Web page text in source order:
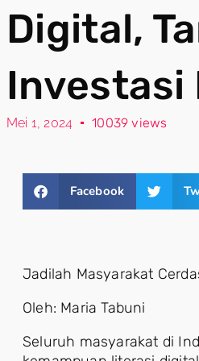
Digital,
Investasi
Mei 1, 2024 10039 views
Facebook
Jadilah Masyarakat
Oleh: Maria Tabuni
Seluruh masyarakat di